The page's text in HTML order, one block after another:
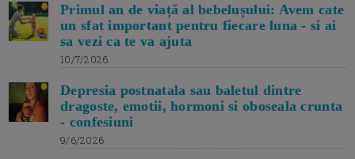
Primul an de viață al bebelușului: Avem cate
un sfat important pentru fiecare luna - si ai
sa vezi ca te va ajuta
10/7/2026
Depresia postnatala sau baletul dintre
dragoste, emotii, hormoni si oboseala crunta
- confesiuni
9/6/2026